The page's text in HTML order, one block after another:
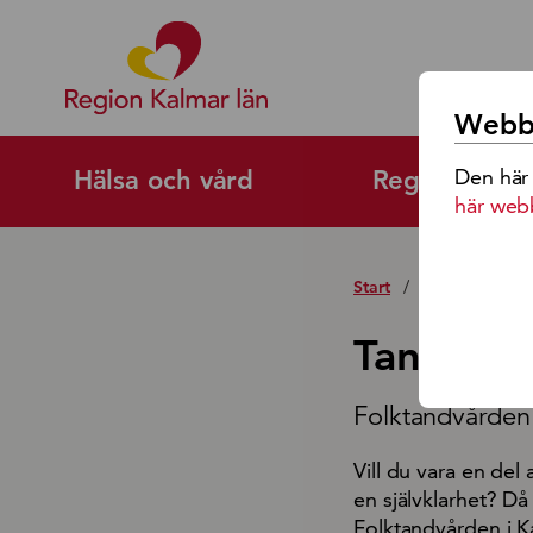
Hälsa och vård Regional
Start /
Folktandvården
Vill du vara en del
en självklarhet?
Den
här